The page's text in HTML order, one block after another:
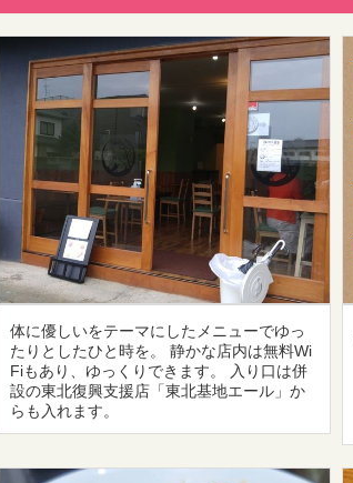
体に優しいをテーマにしたメニューでゆっ
たりとしたひと時を。 静かな店内は無料Wi
Fiもあり、ゆっくりできます。 入り口は併
設の東北復興支援店「東北基地エール」か
らも入れます。